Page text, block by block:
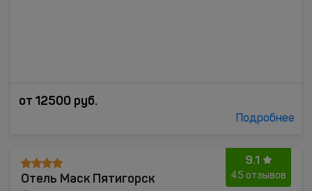
от 12500 руб.
Подробнее
9.1
45 отзывов
Отель Маск Пятигорск